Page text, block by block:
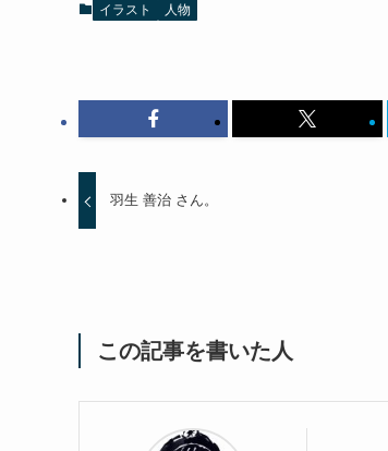
イラスト 人物
羽生 善治 さん。
この記事を書いた人